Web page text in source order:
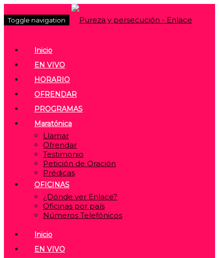
Toggle navigation
Inicio
EN VIVO
HORARIO
OFRENDAR
PROGRAMAS
Maratónica
Llamar
Ofrendar
Testimonio
Petición de Oración
Prédicas
OFICINAS
¿Dónde ver Enlace?
Oficinas por país
Números Telefónicos
Inicio
EN VIVO